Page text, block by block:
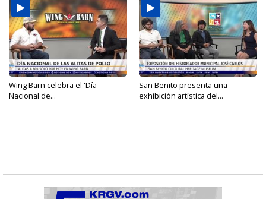
Wing Barn celebra el 'Día
Nacional de...
San Benito presenta una
exhibición artística del...